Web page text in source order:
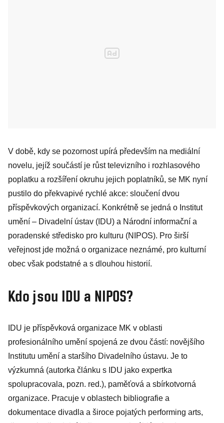
V době, kdy se pozornost upírá především na mediální
novelu, jejíž součástí je růst televizního i rozhlasového
poplatku a rozšíření okruhu jejich poplatníků, se MK nyní
pustilo do překvapivé rychlé akce: sloučení dvou
příspěvkových organizací. Konkrétně se jedná o Institut
umění – Divadelní ústav (IDU) a Národní informační a
poradenské středisko pro kulturu (NIPOS). Pro širší
veřejnost jde možná o organizace neznámé, pro kulturní
obec však podstatné a s dlouhou historií.
Kdo jsou IDU a NIPOS?
IDU je příspěvková organizace MK v oblasti
profesionálního umění spojená ze dvou částí: novějšího
Institutu umění a staršího Divadelního ústavu. Je to
výzkumná (autorka článku s IDU jako expertka
spolupracovala, pozn. red.), paměťová a sbírkotvorná
organizace. Pracuje v oblastech bibliografie a
dokumentace divadla a široce pojatých performing arts,